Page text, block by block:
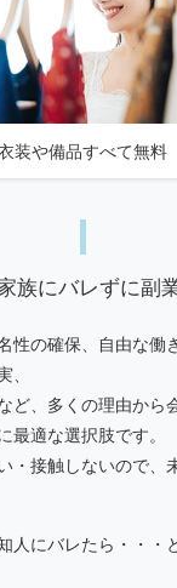
装や備品すべて無料
族にバレずに副
性の確保、自由な働
ど、多くの理由から
最適な選択肢です。
・接触しないので、
人にバレたら・・・